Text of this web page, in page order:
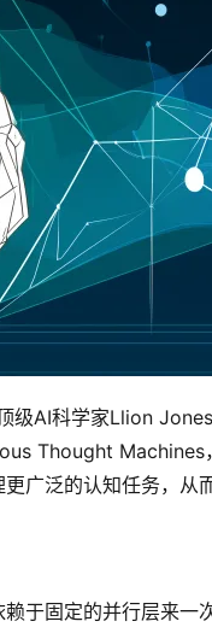
级AI科学家Llion
Thought Machines
广泛的认知任务，从
于固定的并行层来一